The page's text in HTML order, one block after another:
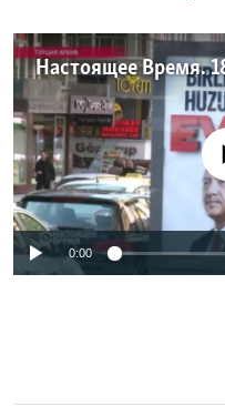
Настоящее Время.
No media
0:00